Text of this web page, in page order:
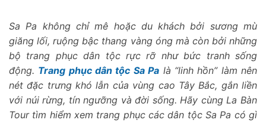
Sa Pa không chỉ mê hoặc du khách bởi sương mù
giăng lối, ruộng bậc thang vàng óng mà còn bởi những
bộ trang phục dân tộc rực rỡ như bức tranh sống
động. Trang phục dân tộc Sa Pa là “linh hồn” làm nên
nét đặc trưng khó lẫn của vùng cao Tây Bắc, gắn liền
với núi rừng, tín ngưỡng và đời sống. Hãy cùng La Bàn
Tour tìm hiểm xem trang phục các dân tộc Sa Pa có gì